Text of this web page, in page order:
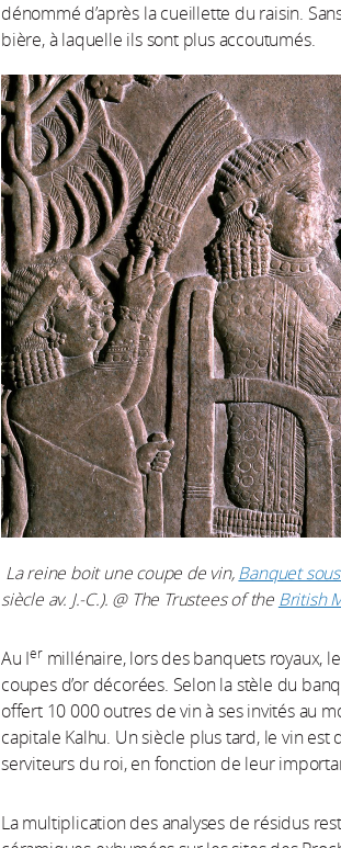
dénommé d’après la cueillette du raisin.
bière, à laquelle ils sont plus accoutumés.
La reine boit une coupe de vin, Banquet
siècle av. J.-C.). @ The Trustees of the British
Au Iermillénaire, lors des banquets royaux,
coupes d’or décorées. Selon la stèle du
offert 10 000 outres de vin à ses invités au
capitale Kalhu. Un siècle plus tard, le vin
serviteurs du roi, en fonction de leur
La multiplication des analyses de résidus